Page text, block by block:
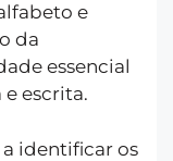
e
da
essencial
escrita.
identificar os